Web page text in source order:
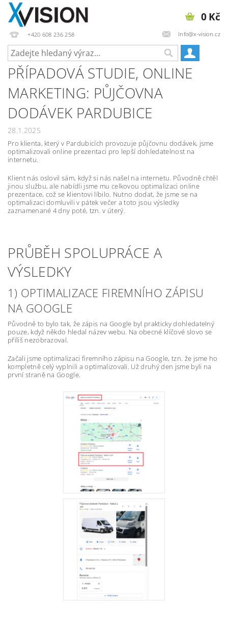
+420 608 236 258 Info@x-vision.cz
0 Kč
PŘÍPADOVÁ STUDIE, ONLINE
MARKETING: PŮJČOVNA
DODÁVEK PARDUBICE
28.1.2025
Pro klienta, který v Pardubicích provozuje půjčovnu dodávek, jsme
optimalizovali online prezentaci pro lepší dohledatelnost na
internetu.
Klient nás oslovil sám, když si nás našel na internetu. Původně chtěl
jinou službu, ale nabídli jsme mu celkovou optimalizaci online
prezentace, což se klientovi líbilo. Nutno dodat, že jsme se na
optimalizaci domluvili v pátek večer a toto jsou výsledky
zaznamenané 4 dny poté, tzn. v úterý.
PRŮBĚH SPOLUPRÁCE A
VÝSLEDKY
1) OPTIMALIZACE FIREMNÍHO ZÁPISU
NA GOOGLE
Původně to bylo tak, že zápis na Google byl prakticky dohledatelný
pouze, když někdo hledal název webu. Na obecné klíčové slovo se
příliš nezobrazoval.
Začali jsme optimalizaci firemního zápisu na Google, tzn. že jsme ho
kompletně celý vyplnili a optimalizovali. Už druhý den jsme byli na
první straně na Google.